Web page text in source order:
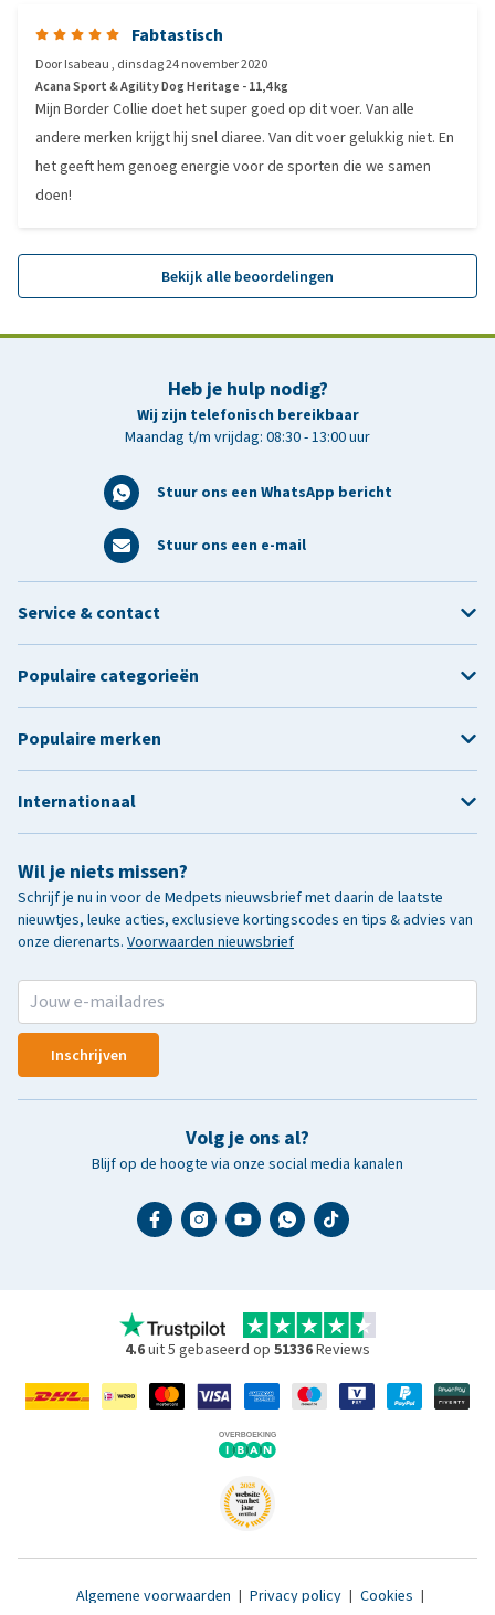
Fabtastisch
DoorIsabeau, dinsdag 24 november 2020
Acana Sport & Agility Dog Heritage - 11,4 kg
Mijn Border Collie doet het super goed op dit voer. Van alle
andere merken krijgt hij snel diaree. Van dit voer gelukkig niet. En
het geeft hem genoeg energie voor de sporten die we samen
doen!
Bekijk alle beoordelingen
Heb je hulp nodig?
Wij zijn telefonisch bereikbaar
Maandag t/m vrijdag: 08:30 - 13:00 uur
Stuur ons een WhatsApp bericht
Stuur ons een e-mail
Wil je niets missen?
Schrijf je nu in voor de Medpets nieuwsbrief met daarin de laatste
nieuwtjes, leuke acties, exclusieve kortingscodes en tips & advies van
onze dierenarts. Voorwaarden nieuwsbrief
Inschrijven
Volg je ons al?
Blijf op de hoogte via onze social media kanalen
Service & contact
Populaire categorieën
Populaire merken
Internationaal
4.6uit 5 gebaseerd op 51336Reviews
Algemene voorwaarden | Privacy policy | Cookies |